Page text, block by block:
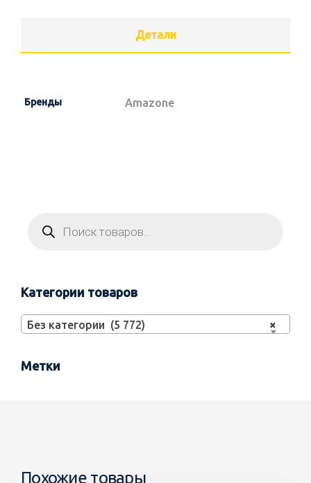
Детали
Бренды Amazone
Категории товаров
×
Без категории (5 772)
Метки
Похожие товары